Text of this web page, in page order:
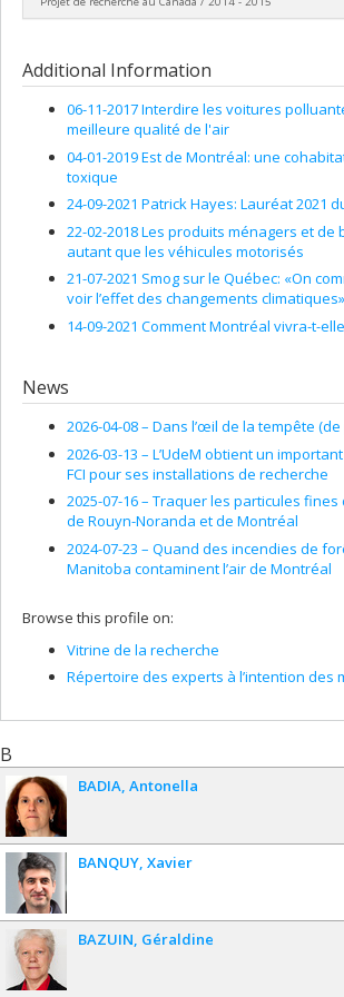
Grant programs:PVXXXXXX-(OIR) Outils et
Grant programs:PVXXXXXX-Programme de
Funding sources:FCI/Fondation canadienne
Grant programs:
Additional Information
06-11-2017 Interdire les voitures
meilleure qualité de l'air
04-01-2019 Est de Montréal: une
toxique
24-09-2021 Patrick Hayes: Lauréat 2021
22-02-2018 Les produits ménagers et
autant que les véhicules motorisés
21-07-2021 Smog sur le Québec: «On
voir l’effet des changements
14-09-2021 Comment Montréal vivra-t-
News
2026-04-08 – Dans l’œil de la tempête
2026-03-13 – L’UdeM obtient un
FCI pour ses installations de recherche
2025-07-16 – Traquer les particules fines
de Rouyn-Noranda et de Montréal
2024-07-23 – Quand des incendies de
Manitoba contaminent l’air de Montréal
Browse this profile on:
Vitrine de la recherche
Répertoire des experts à l’intention des
B
BADIA Antonella
BANQUY Xavier
BAZUIN Géraldine